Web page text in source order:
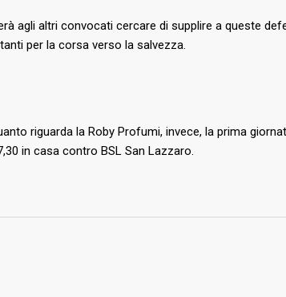
agli altri convocati cercare di supplire a queste
per la corsa verso la salvezza.
riguarda la Roby Profumi, invece, la prima
in casa contro BSL San Lazzaro.